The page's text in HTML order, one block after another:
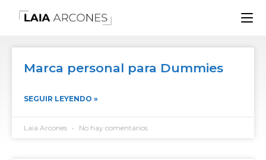
Marca personal para Dummies
SEGUIR LEYENDO »
Laia Arcones No hay comentarios